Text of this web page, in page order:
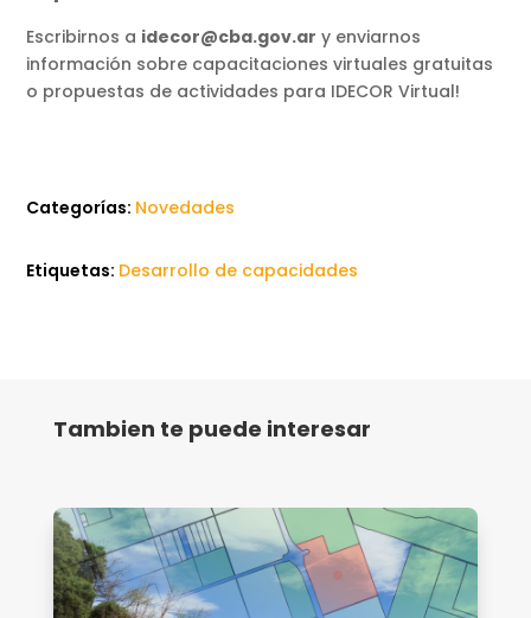
Escribirnos a idecor@cba.gov.ar y enviarnos
información sobre capacitaciones virtuales gratuitas
o propuestas de actividades para IDECOR Virtual!
Categorías: Novedades
Etiquetas: Desarrollo de capacidades
Tambien te puede interesar